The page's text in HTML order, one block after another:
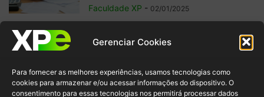
Gerenciar Cookies
Para fornecer as melhores experiências, usamos tecnologias como
cookies para armazenar e/ou acessar informações do dispositivo. O
consentimento para essas tecnologias nos permitirá processar dados
Faculdade XP - 02/01/2025
Investimentos internacionais:
vale a pena investir fora do
Faculdade XP - 04/10/2024